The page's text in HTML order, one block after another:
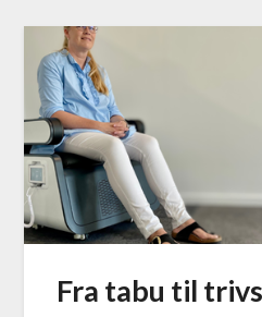
Fra tabu til